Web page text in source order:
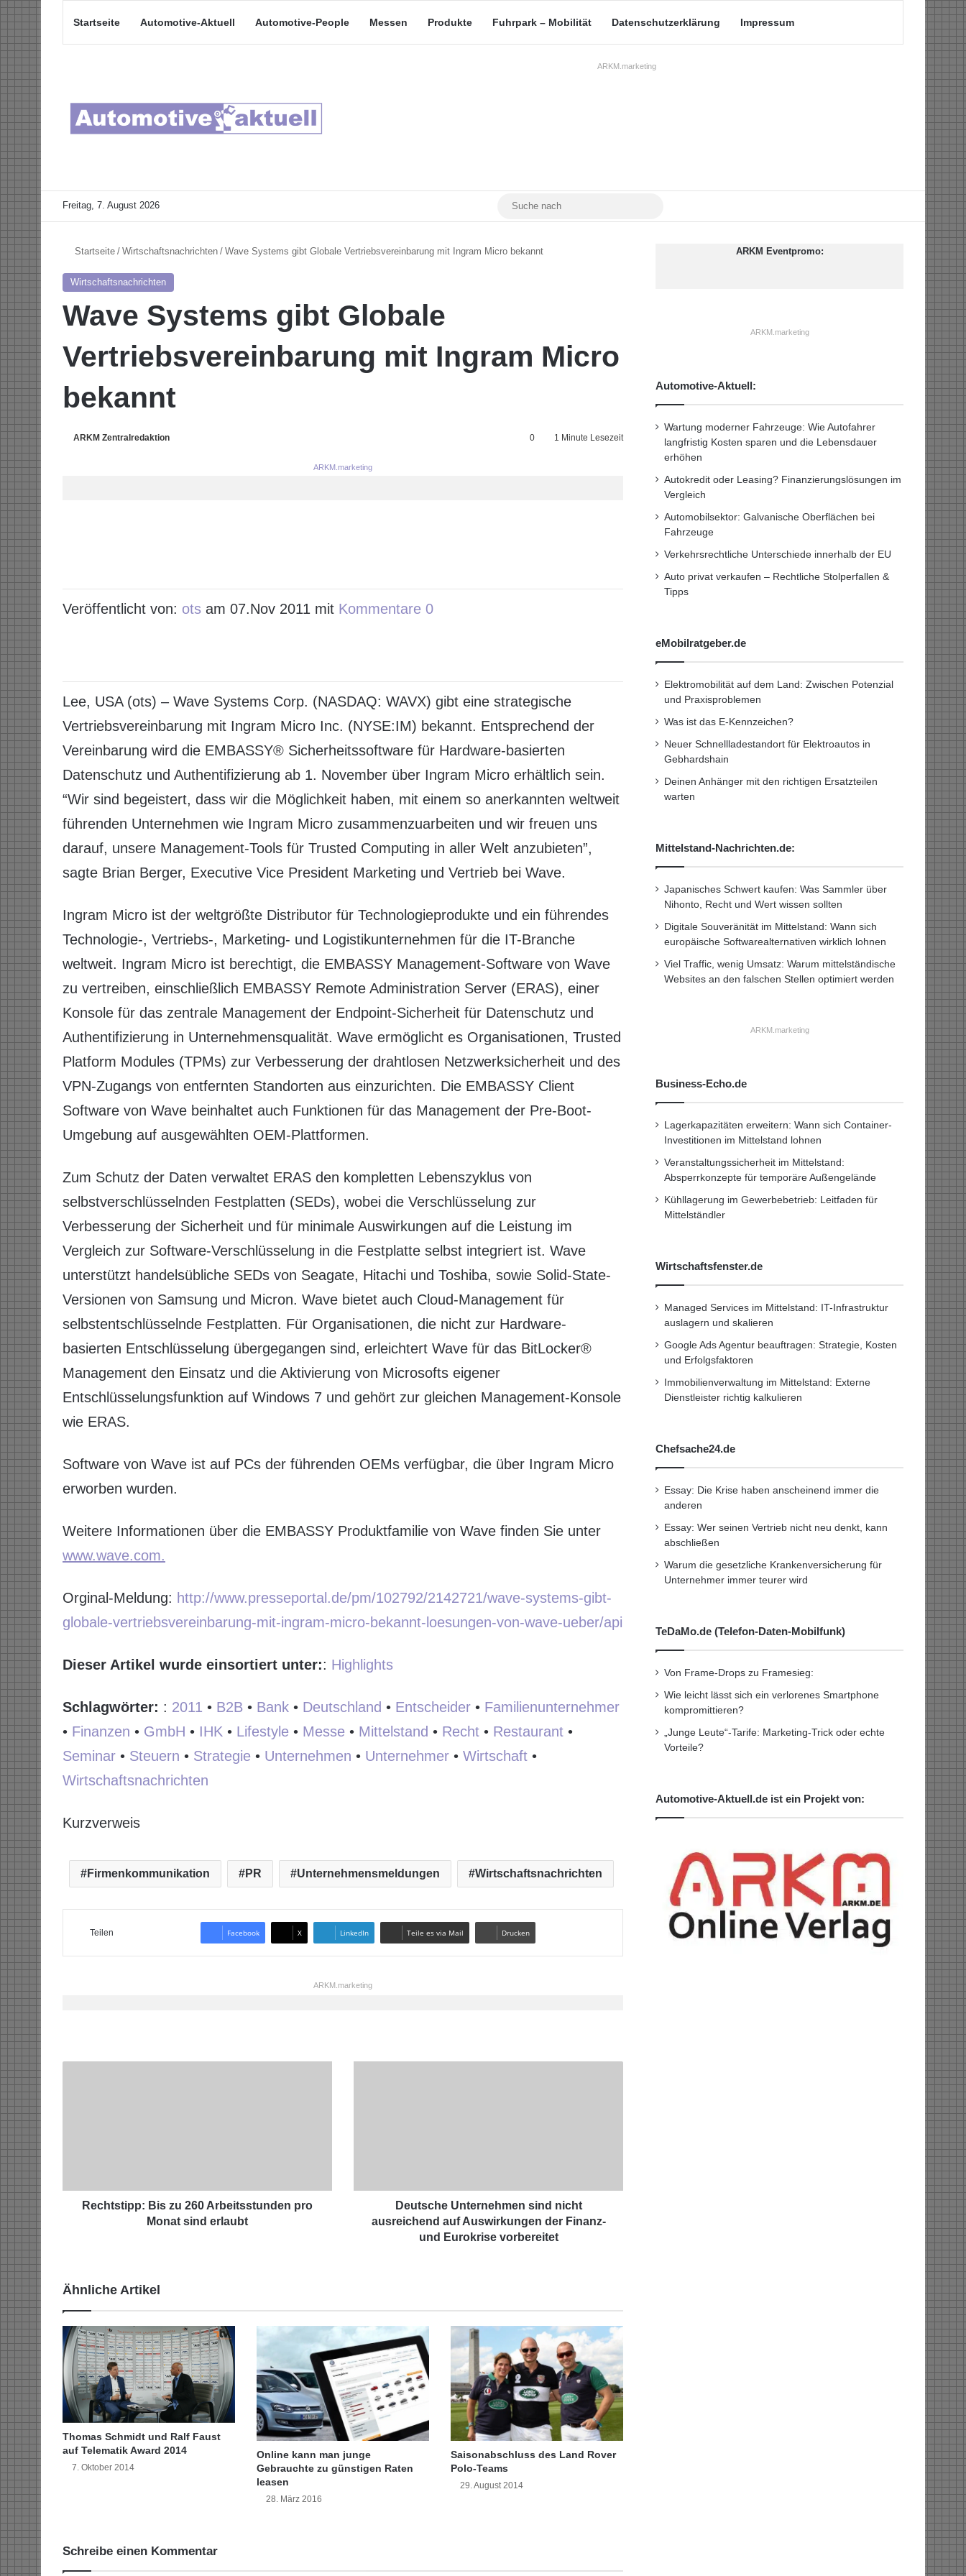
Startseite Automotive-Aktuell Automotive-People Messen Produkte Fuhrpark – Mobilität Datenschutzerklärung Impressum
ARKM.marketing
Freitag, 7. August 2026 YouTubeMastodon
Startseite / Wirtschaftsnachrichten / Wave Systems gibt Globale Vertriebsvereinbarung mit Ingram Micro bekannt
Wirtschaftsnachrichten
Wave Systems gibt Globale
Vertriebsvereinbarung mit Ingram Micro
bekannt
ARKM Zentralredaktion 0 1 Minute Lesezeit
ARKM.marketing
Veröffentlicht von: ots am 07.Nov 2011 mit Kommentare 0
Lee, USA (ots) – Wave Systems Corp. (NASDAQ: WAVX) gibt eine strategische
Vertriebsvereinbarung mit Ingram Micro Inc. (NYSE:IM) bekannt. Entsprechend der
Vereinbarung wird die EMBASSY® Sicherheitssoftware für Hardware-basierten
Datenschutz und Authentifizierung ab 1. November über Ingram Micro erhältlich sein.
“Wir sind begeistert, dass wir die Möglichkeit haben, mit einem so anerkannten weltweit
führenden Unternehmen wie Ingram Micro zusammenzuarbeiten und wir freuen uns
darauf, unsere Management-Tools für Trusted Computing in aller Welt anzubieten”,
sagte Brian Berger, Executive Vice President Marketing und Vertrieb bei Wave.
Ingram Micro ist der weltgrößte Distributor für Technologieprodukte und ein führendes
Technologie-, Vertriebs-, Marketing- und Logistikunternehmen für die IT-Branche
weltweit. Ingram Micro ist berechtigt, die EMBASSY Management-Software von Wave
zu vertreiben, einschließlich EMBASSY Remote Administration Server (ERAS), einer
Konsole für das zentrale Management der Endpoint-Sicherheit für Datenschutz und
Authentifizierung in Unternehmensqualität. Wave ermöglicht es Organisationen, Trusted
Platform Modules (TPMs) zur Verbesserung der drahtlosen Netzwerksicherheit und des
VPN-Zugangs von entfernten Standorten aus einzurichten. Die EMBASSY Client
Software von Wave beinhaltet auch Funktionen für das Management der Pre-Boot-
Umgebung auf ausgewählten OEM-Plattformen.
Zum Schutz der Daten verwaltet ERAS den kompletten Lebenszyklus von
selbstverschlüsselnden Festplatten (SEDs), wobei die Verschlüsselung zur
Verbesserung der Sicherheit und für minimale Auswirkungen auf die Leistung im
Vergleich zur Software-Verschlüsselung in die Festplatte selbst integriert ist. Wave
unterstützt handelsübliche SEDs von Seagate, Hitachi und Toshiba, sowie Solid-State-
Versionen von Samsung und Micron. Wave bietet auch Cloud-Management für
selbstentschlüsselnde Festplatten. Für Organisationen, die nicht zur Hardware-
basierten Entschlüsselung übergegangen sind, erleichtert Wave für das BitLocker®
Management den Einsatz und die Aktivierung von Microsofts eigener
Entschlüsselungsfunktion auf Windows 7 und gehört zur gleichen Management-Konsole
wie ERAS.
Software von Wave ist auf PCs der führenden OEMs verfügbar, die über Ingram Micro
erworben wurden.
Weitere Informationen über die EMBASSY Produktfamilie von Wave finden Sie unter
www.wave.com.
Orginal-Meldung: http://www.presseportal.de/pm/102792/2142721/wave-systems-gibt-
globale-vertriebsvereinbarung-mit-ingram-micro-bekannt-loesungen-von-wave-ueber/api
Dieser Artikel wurde einsortiert unter:: Highlights
Schlagwörter: : 2011 • B2B • Bank • Deutschland • Entscheider • Familienunternehmer
• Finanzen • GmbH • IHK • Lifestyle • Messe • Mittelstand • Recht • Restaurant •
Seminar • Steuern • Strategie • Unternehmen • Unternehmer • Wirtschaft •
Wirtschaftsnachrichten
Kurzverweis
Firmenkommunikation PR Unternehmensmeldungen Wirtschaftsnachrichten
Teilen Facebook X LinkedIn Teile es via Mail Drucken
ARKM.marketing
p
u
2
6
0
A
b
e
i
t
s
n
Rechtstipp: Bis zu 260 Arbeitsstunden pro
Monat sind erlaubt
U
m
e
s
n
d
n
i
h
Deutsche Unternehmen sind nicht
ausreichend auf Auswirkungen der Finanz-
und Eurokrise vorbereitet
Ähnliche Artikel
Thomas Schmidt und Ralf Faust
auf Telematik Award 2014
7. Oktober 2014
Online kann man junge
Gebrauchte zu günstigen Raten
leasen
28. März 2016
Saisonabschluss des Land Rover
Polo-Teams
29. August 2014
Schreibe einen Kommentar
ARKM Eventpromo:
ARKM.marketing
Automotive-Aktuell:
Wartung moderner Fahrzeuge: Wie Autofahrer
langfristig Kosten sparen und die Lebensdauer
erhöhen
Autokredit oder Leasing? Finanzierungslösungen im
Vergleich
Automobilsektor: Galvanische Oberflächen bei
Fahrzeuge
Verkehrsrechtliche Unterschiede innerhalb der EU
Auto privat verkaufen – Rechtliche Stolperfallen &
Tipps
eMobilratgeber.de
Elektromobilität auf dem Land: Zwischen Potenzial
und Praxisproblemen
Was ist das E-Kennzeichen?
Neuer Schnellladestandort für Elektroautos in
Gebhardshain
Deinen Anhänger mit den richtigen Ersatzteilen
warten
Mittelstand-Nachrichten.de:
Japanisches Schwert kaufen: Was Sammler über
Nihonto, Recht und Wert wissen sollten
Digitale Souveränität im Mittelstand: Wann sich
europäische Softwarealternativen wirklich lohnen
Viel Traffic, wenig Umsatz: Warum mittelständische
Websites an den falschen Stellen optimiert werden
ARKM.marketing
Business-Echo.de
Lagerkapazitäten erweitern: Wann sich Container-
Investitionen im Mittelstand lohnen
Veranstaltungssicherheit im Mittelstand:
Absperrkonzepte für temporäre Außengelände
Kühllagerung im Gewerbebetrieb: Leitfaden für
Mittelständler
Wirtschaftsfenster.de
Managed Services im Mittelstand: IT-Infrastruktur
auslagern und skalieren
Google Ads Agentur beauftragen: Strategie, Kosten
und Erfolgsfaktoren
Immobilienverwaltung im Mittelstand: Externe
Dienstleister richtig kalkulieren
Chefsache24.de
Essay: Die Krise haben anscheinend immer die
anderen
Essay: Wer seinen Vertrieb nicht neu denkt, kann
abschließen
Warum die gesetzliche Krankenversicherung für
Unternehmer immer teurer wird
TeDaMo.de (Telefon-Daten-Mobilfunk)
Von Frame-Drops zu Framesieg:
Wie leicht lässt sich ein verlorenes Smartphone
kompromittieren?
„Junge Leute“-Tarife: Marketing-Trick oder echte
Vorteile?
Automotive-Aktuell.de ist ein Projekt von: